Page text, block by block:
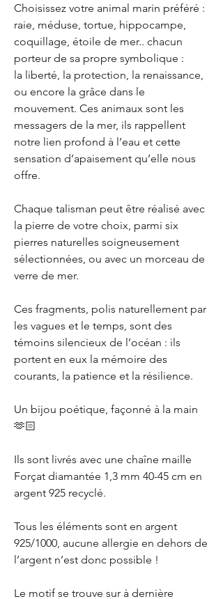
Choisissez votre animal marin préféré :
raie, méduse, tortue, hippocampe,
coquillage, étoile de mer.. chacun
porteur de sa propre symbolique :
la liberté, la protection, la renaissance,
ou encore la grâce dans le
mouvement. Ces animaux sont les
messagers de la mer, ils rappellent
notre lien profond à l’eau et cette
sensation d’apaisement qu’elle nous
offre.
Chaque talisman peut être réalisé avec
la pierre de votre choix, parmi six
pierres naturelles soigneusement
sélectionnées, ou avec un morceau de
verre de mer.
Ces fragments, polis naturellement par
les vagues et le temps, sont des
témoins silencieux de l’océan : ils
portent en eux la mémoire des
courants, la patience et la résilience.
Un bijou poétique, façonné à la main
🫶🏻
Ils sont livrés avec une chaîne maille
Forçat diamantée 1,3 mm 40-45 cm en
argent 925 recyclé.
Tous les éléments sont en argent
925/1000, aucune allergie en dehors de
l’argent n’est donc possible !
Le motif se trouve sur à dernière